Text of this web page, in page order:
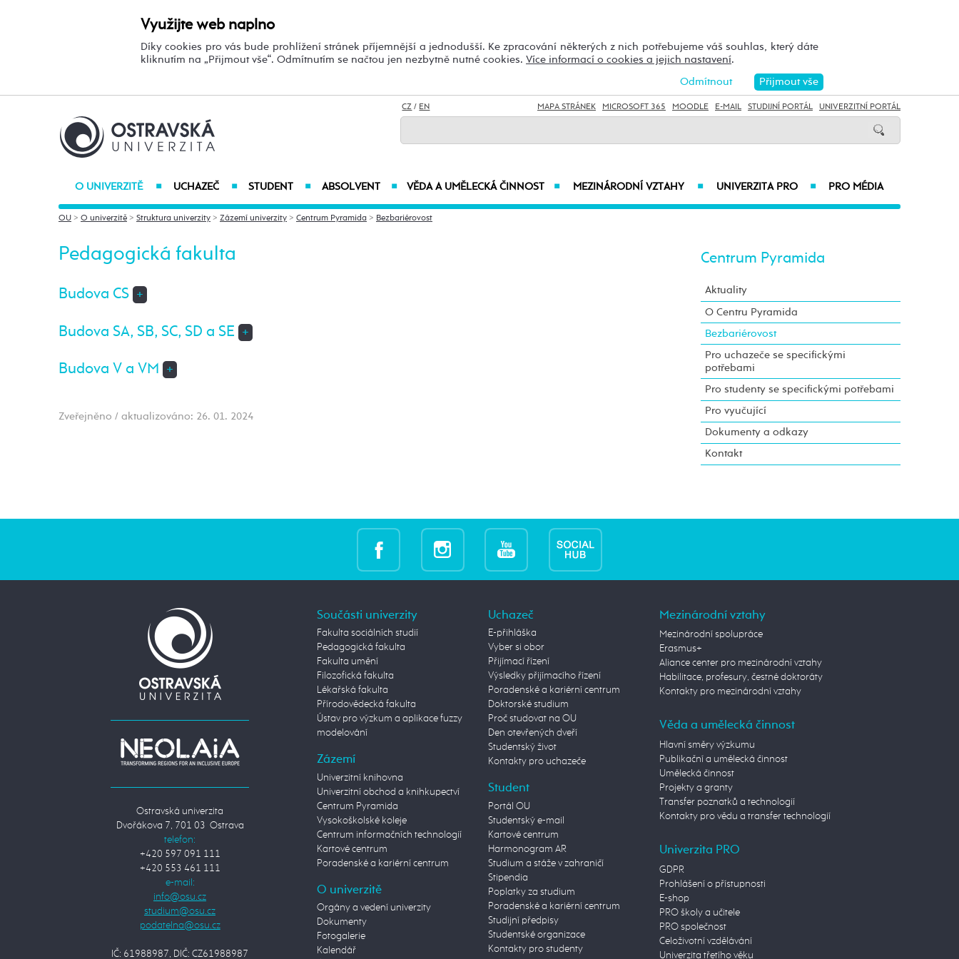
Využijte web naplno
Díky cookies pro vás bude prohlížení stránek příjemnější a jednodušší. Ke zpracování některých z nich potřebujeme váš souhlas, který dáte
kliknutím na „Přijmout vše“. Odmítnutím se načtou jen nezbytně nutné cookies. Více informací o cookies a jejich nastavení.
Přijmout vše
Odmítnout
CZ / EN MAPA STRÁNEK MICROSOFT 365 MOODLE E-MAIL STUDIJNÍ PORTÁL UNIVERZITNÍ PORTÁL
O UNIVERZITĚ ■ UCHAZEČ ■ STUDENT ■ ABSOLVENT ■ VĚDA A UMĚLECKÁ ČINNOST ■ MEZINÁRODNÍ VZTAHY ■ UNIVERZITA PRO ■ PRO MÉDIA
OU > O univerzitě > Struktura univerzity > Zázemí univerzity > Centrum Pyramida > Bezbariérovost
Pedagogická fakulta
Budova CS +
Budova SA, SB, SC, SD a SE +
Budova V a VM +
Zveřejněno / aktualizováno: 26. 01. 2024
Centrum Pyramida
Aktuality
O Centru Pyramida
Bezbariérovost
Pro uchazeče se specifickými
potřebami
Pro studenty se specifickými potřebami
Pro vyučující
Dokumenty a odkazy
Kontakt
Ostravská univerzita
Dvořákova 7, 701 03 Ostrava
telefon:
+420 597 091 111
+420 553 461 111
e-mail:
IČ: 61988987, DIČ: CZ61988987
Součásti univerzity
Fakulta sociálních studií
Pedagogická fakulta
Fakulta umění
Filozofická fakulta
Lékařská fakulta
Přírodovědecká fakulta
Ústav pro výzkum a aplikace fuzzy
modelování
Zázemí
Univerzitní knihovna
Univerzitní obchod a knihkupectví
Centrum Pyramida
Vysokoškolské koleje
Centrum informačních technologií
Kartové centrum
Poradenské a kariérní centrum
O univerzitě
Orgány a vedení univerzity
Dokumenty
Fotogalerie
Kalendář
Uchazeč
E-přihláška
Vyber si obor
Přijímací řízení
Výsledky přijímacího řízení
Poradenské a kariérní centrum
Doktorské studium
Proč studovat na OU
Den otevřených dveří
Studentský život
Kontakty pro uchazeče
Student
Portál OU
Studentský e-mail
Kartové centrum
Harmonogram AR
Studium a stáže v zahraničí
Stipendia
Poplatky za studium
Poradenské a kariérní centrum
Studijní předpisy
Studentské organizace
Kontakty pro studenty
Mezinárodní vztahy
Mezinárodní spolupráce
Erasmus+
Aliance center pro mezinárodní vztahy
Habilitace, profesury, čestné doktoráty
Kontakty pro mezinárodní vztahy
Věda a umělecká činnost
Hlavní směry výzkumu
Publikační a umělecká činnost
Umělecká činnost
Projekty a granty
Transfer poznatků a technologií
Kontakty pro vědu a transfer technologií
Univerzita PRO
GDPR
Prohlášení o přístupnosti
E-shop
PRO školy a učitele
PRO společnost
Celoživotní vzdělávání
Univerzita třetího věku